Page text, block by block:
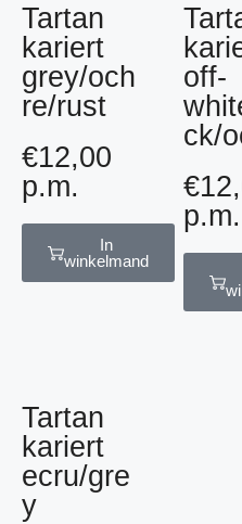
Tartan
kariert
grey/och
re/rust
€12,00
p.m.
In
winkelmand
off-
ck/
€
p.m.
Tartan
kariert
ecru/gre
y